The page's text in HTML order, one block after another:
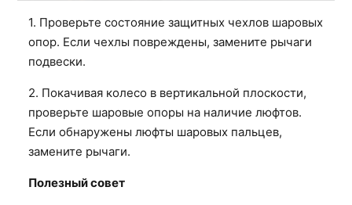
1. Проверьте состояние защитных чехлов шаровых
опор. Если чехлы повреждены, замените рычаги
подвески.
2. Покачивая колесо в вертикальной плоскости,
проверьте шаровые опоры на наличие люфтов.
Если обнаружены люфты шаровых пальцев,
замените рычаги.
Полезный совет